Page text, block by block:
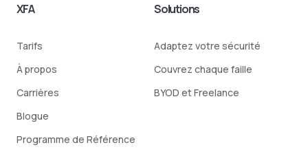
XFA
Tarifs
À propos
Carrières
Blogue
Programme de Référence
Solutions
Adaptez votre sécurité
Couvrez chaque faille
BYOD et Freelance